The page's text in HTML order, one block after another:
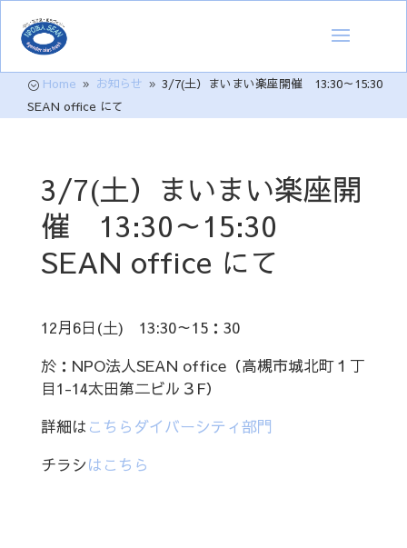
; Home 9 お知らせ 9 3/7(土）まいまい楽座開催 13:30～15:30
SEAN office にて
3/7(土）まいまい楽座開
催 13:30～15:30
SEAN office にて
12月6日(土) 13:30～15：30
於：NPO法人SEAN office（高槻市城北町１丁
目1-14太田第二ビル３F）
詳細は こちらダイバーシティ部門
チラシはこちら